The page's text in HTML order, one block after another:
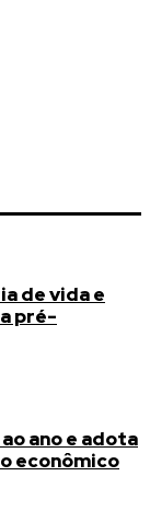
de vida e
pré-
ano e adota
econômico